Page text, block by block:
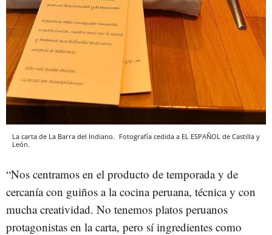
La carta de La Barra del Indiano. Fotografía cedida a EL ESPAÑOL de Castilla y
León.
“Nos centramos en el producto de temporada y de
cercanía con guiños a la cocina peruana, técnica y con
mucha creatividad. No tenemos platos peruanos
protagonistas en la carta, pero sí ingredientes como